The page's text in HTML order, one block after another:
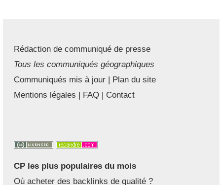
Rédaction de communiqué de presse
Tous les communiqués géographiques
Communiqués mis à jour | Plan du site
Mentions légales | FAQ | Contact
CP les plus populaires du mois
Où acheter des backlinks de qualité ?